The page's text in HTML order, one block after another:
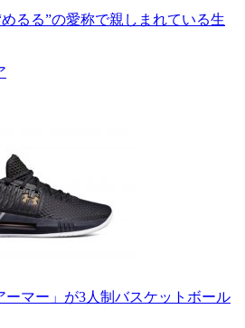
めるる”の愛称で親しまれている生
ーマー」が3人制バスケットボール